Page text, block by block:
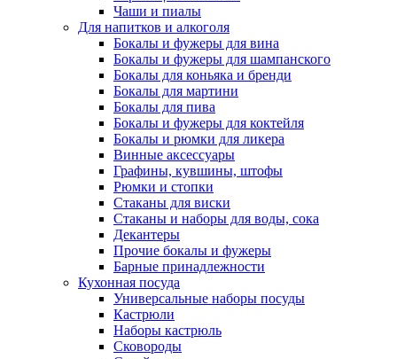
Чаши и пиалы
Для напитков и алкоголя
Бокалы и фужеры для вина
Бокалы и фужеры для шампанского
Бокалы для коньяка и бренди
Бокалы для мартини
Бокалы для пива
Бокалы и фужеры для коктейля
Бокалы и рюмки для ликера
Винные аксессуары
Графины, кувшины, штофы
Рюмки и стопки
Стаканы для виски
Стаканы и наборы для воды, сока
Декантеры
Прочие бокалы и фужеры
Барные принадлежности
Кухонная посуда
Универсальные наборы посуды
Кастрюли
Наборы кастрюль
Сковороды